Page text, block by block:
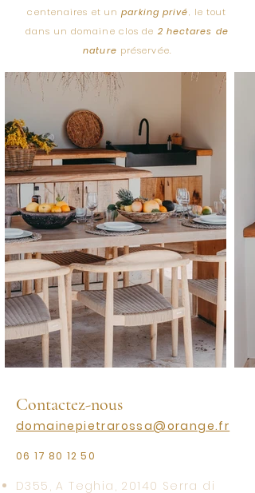
centenaires et unparking privé, le tout
dans un domaine clos de 2 hectares de
nature préservée.
Contactez-nous
domainepietrarossa@orange.fr
06 17 80 12 50
D355, A Teghia, 20140 Serra di